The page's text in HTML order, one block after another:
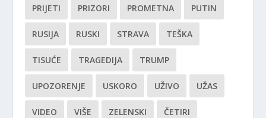
PRIJETI PRIZORI PROMETNA PUTIN
RUSIJA RUSKI STRAVA TEŠKA
TISUĆE TRAGEDIJA TRUMP
UPOZORENJE USKORO UŽIVO UŽAS
VIDEO VIŠE ZELENSKI ČETIRI